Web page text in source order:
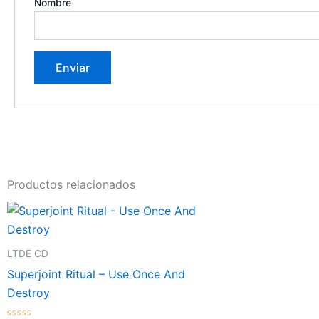
Nombre
Productos relacionados
LTDE CD
Superjoint Ritual – Use Once And
Destroy